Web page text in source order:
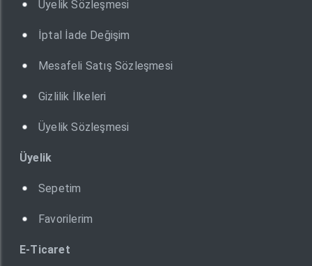
Üyelik Sözleşmesi
İptal İade Değişim
Mesafeli Satış Sözleşmesi
Gizlilik İlkeleri
Üyelik Sözleşmesi
Üyelik
Sepetim
Favorilerim
E-Ticaret